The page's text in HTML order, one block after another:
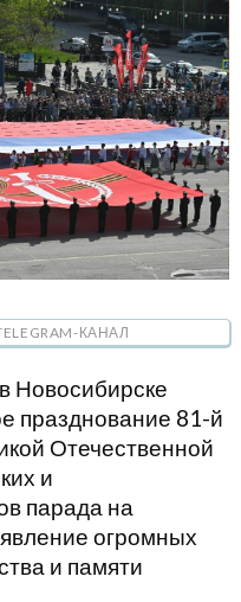
КАНАЛ
Новосибирске
празднование 81-й
Отечественной
и
парада на
огромных
и памяти